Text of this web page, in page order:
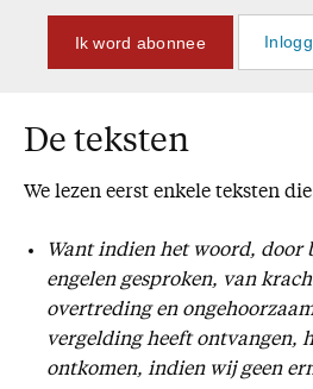
Ik word abonnee
De teksten
We lezen eerst enkele teksten
Want indien het woord, door
engelen gesproken, van
overtreding en
vergelding heeft ontvangen,
ontkomen, indien wij geen